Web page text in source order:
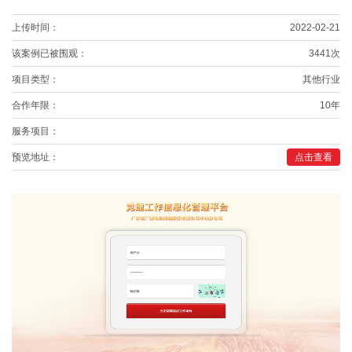
上传时间： 2022-02-21
该案例已被围观： 3441次
项目类型： 其他行业
合作年限： 10年
服务项目：
预览地址： 点击查看